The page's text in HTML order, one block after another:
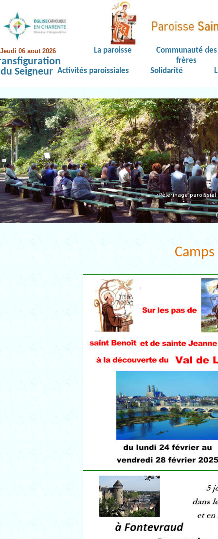
Jeudi 06 aout 2026
du Seigneur
La paroisse
Communauté des
frères
Activités paroissiales
Solidarité
Pèlerinage